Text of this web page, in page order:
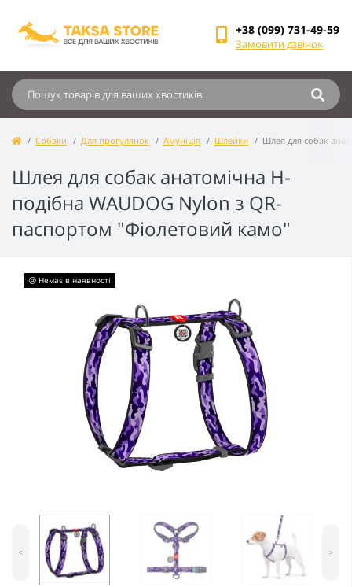
+38 (099) 731-49-59
Замовити дзвінок
Собаки Для прогулянок Амуніція Шлейки Шлея для собак
Шлея для собак анатомічна H-
подібна WAUDOG Nylon з QR-
паспортом "Фіолетовий камо"
😢 Немає в наявності
< >